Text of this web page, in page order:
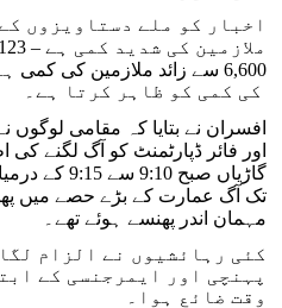
اخبار کو ملے دستاویزوں
کی کمی کو ظاہر کرتا ہے۔
اور فائر ڈپارٹمنٹ کو آگ لگنے کی
گاڑیاں صبح
تک آگ عمارت کے بڑے حصے میں
مہمان اندر پھنسے ہوئے تھے۔
کئی رہائشیوں نے الزام
پہنچی اور ایمرجنسی کے
وقت ضائع ہوا۔